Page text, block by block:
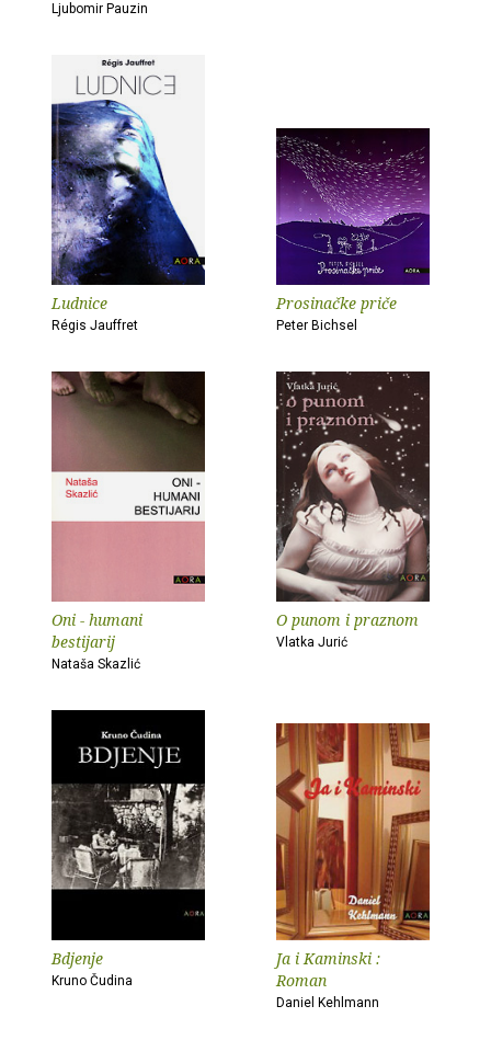
Ljubomir Pauzin
Ludnice
Régis Jauffret
Prosinačke priče
Peter Bichsel
Oni - humani
bestijarij
Nataša Skazlić
O punom i praznom
Vlatka Jurić
Bdjenje
Kruno Čudina
Ja i Kaminski :
Roman
Daniel Kehlmann